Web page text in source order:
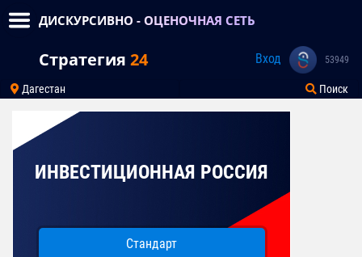
ДИСКУРСИВНО - ОЦЕНОЧНАЯ СЕТЬ
Стратегия 24 Вход 53949
Дагестан Поиск
ИНВЕСТИЦИОННАЯ РОССИЯ
Стандарт